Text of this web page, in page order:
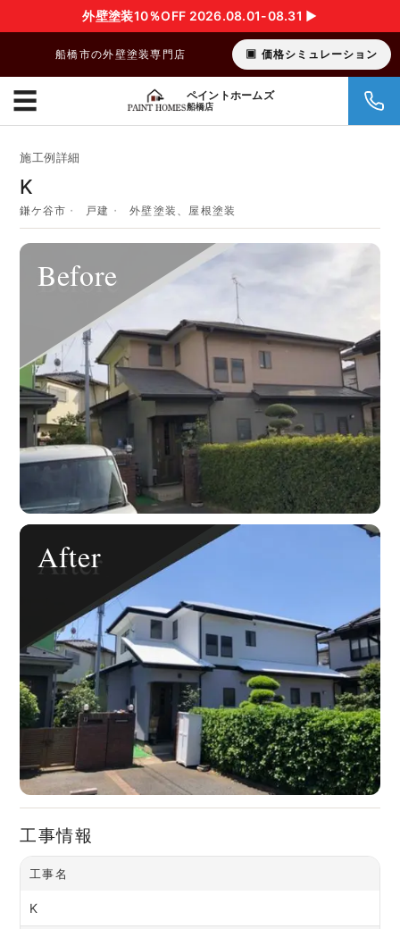
外壁塗装10％OFF 2026.08.01-08.31 ▶︎
船橋市の外壁塗装専門店 価格シミュレーション
ペイントホームズ
船橋店
☰
施工例詳細
K
鎌ケ谷市 戸建 外壁塗装、屋根塗装
Before
After
工事情報
工事名
K